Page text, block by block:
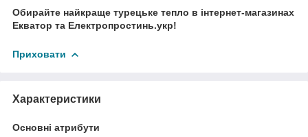
Обирайте найкраще турецьке тепло в інтернет-магазинах
Екватор та Електропростинь.укр!
Приховати
Характеристики
Основні атрибути